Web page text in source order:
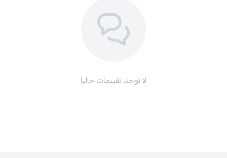
لا توجد تقييمات حاليا